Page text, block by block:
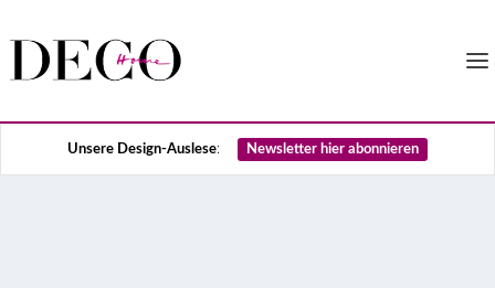
Unsere Design-Auslese: Newsletter hier abonnieren